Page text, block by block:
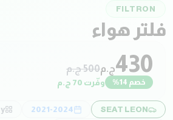
FILTRON
فلتر هواء
430ج.م500ج.م
خصم 14
% وفّرت 70 ج.م
SEAT LEON
2021-2024